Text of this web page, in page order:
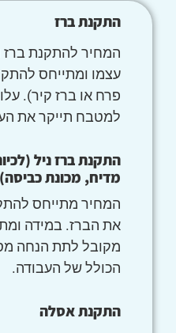
התקנת ברז
המחיר להתקנת ברז
עצמו ומתייחס
פרח או ברז קיר).
למטבח תייקר את
התקנת ברז ניל
מדיח, מכונת כביסה)
המחיר מתייחס
את הברז. במידה
מקובל לתת הנחה
הכולל של העבודה.
התקנת אסלה